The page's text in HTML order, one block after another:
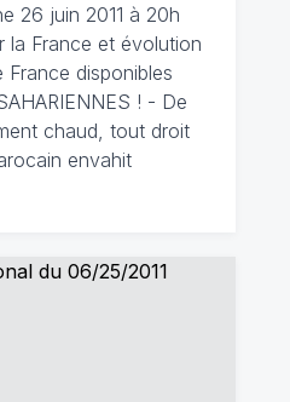
26 juin 2011 à 20h
la France et évolution
France disponibles
! - De
chaud, tout droit
envahit